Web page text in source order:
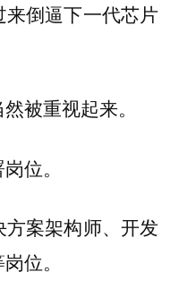
倒逼下一代芯片
被重视起来。
位。
案架构师、开发
位。